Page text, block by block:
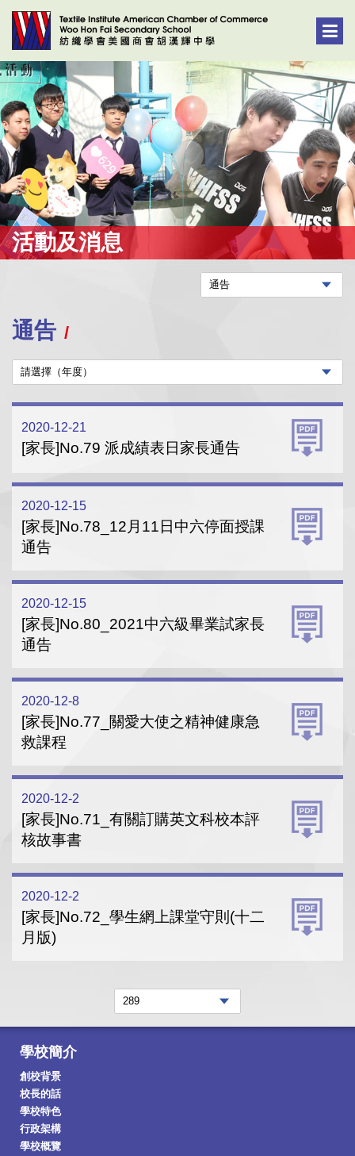
活動及消息
通告
2020-12-21
[家長]No.79 派成績表日家長通告
2020-12-15
[家長]No.78_12月11日中六停面授課
通告
2020-12-15
[家長]No.80_2021中六級畢業試家長
通告
2020-12-8
[家長]No.77_關愛大使之精神健康急
救課程
2020-12-2
[家長]No.71_有關訂購英文科校本評
核故事書
2020-12-2
[家長]No.72_學生網上課堂守則(十二
月版)
學校簡介
創校背景
校長的話
學校特色
行政架構
學校概覽